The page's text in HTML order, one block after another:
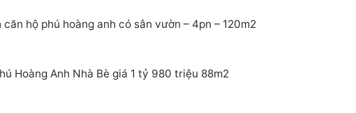
hộ phú hoàng anh có sân vườn – 4pn – 120m2
Hoàng Anh Nhà Bè giá 1 tỷ 980 triệu 88m2